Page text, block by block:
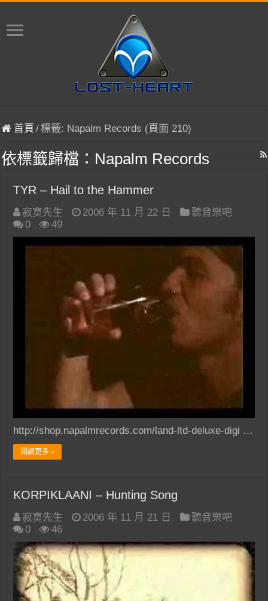
首頁 /標籤: Napalm Records (頁面 210)
依標籤歸檔： Napalm Records
TYR – Hail to the Hammer
寂寞先生 2006 年 11 月 22 日
聽音樂吧
0
49
http://shop.napalmrecords.com/land-ltd-deluxe-digi …
閱讀更多 »
KORPIKLAANI – Hunting Song
寂寞先生 2006 年 11 月 21 日
聽音樂吧
0
46